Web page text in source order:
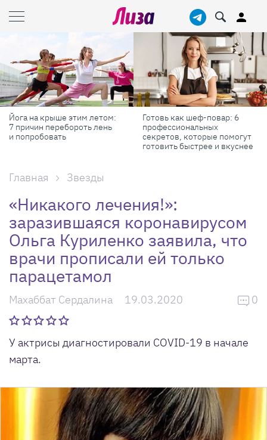
Йога на крыше этим летом:
7 причин перебороть лень
и попробовать
Готовь как шеф-повар: 6
профессиональных
секретов, которые помогут
готовить быстрее и вкуснее
Главная Звезды
«Никакого лечения!»:
заразившаяся коронавирусом
Ольга Куриленко заявила, что
врачи прописали ей только
парацетамол
Махаббат Сердалина 19.03.2020 0
У актрисы диагностировали COVID-19 в начале
марта.